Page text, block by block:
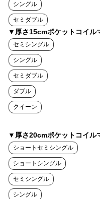
シングル
セミダブル
▼厚さ15cmポケットコイル
セミシングル
シングル
セミダブル
ダブル
クイーン
▼厚さ20cmポケットコイル
ショートセミシングル
ショートシングル
セミシングル
シングル